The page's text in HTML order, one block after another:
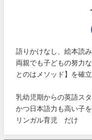
語りかけなし、絵本読
両親でも子どもの努力
とのはメソッド】を確立
乳幼児期からの英語ス
かつ日本語力も高い子
リンガル育児®だけ